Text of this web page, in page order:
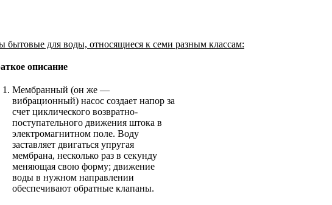
бытовые для воды, относящиеся к семи разным классам:
описание
Мембранный (он же —
вибрационный) насос создает напор за
счет циклического возвратно-
поступательного движения штока в
электромагнитном поле. Воду
заставляет двигаться упругая
мембрана, несколько раз в секунду
меняющая свою форму; движение
воды в нужном направлении
обеспечивают обратные клапаны.